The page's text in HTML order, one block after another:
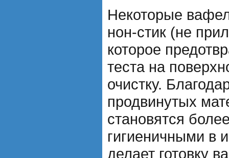
Некоторые
нон-стик (не
которое
теста на
очистку.
продвинутых
становятся
гигиеничными в
делает готовку